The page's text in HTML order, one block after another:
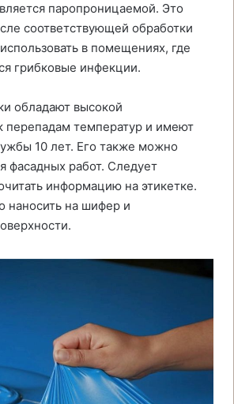
паропроницаемой. Это
соответствующей обработки
в помещениях, где
грибковые инфекции.
обладают высокой
перепадам температур и имеют
10 лет. Его также можно
фасадных работ. Следует
информацию на этикетке.
наносить на шифер и